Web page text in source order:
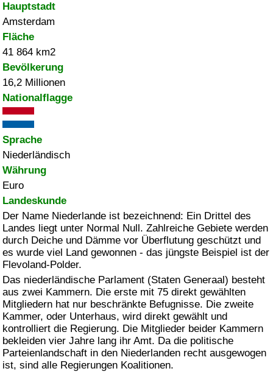
Hauptstadt
Amsterdam
Fläche
41 864 km2
Bevölkerung
16,2 Millionen
Nationalflagge
Sprache
Niederländisch
Währung
Euro
Landeskunde
Der Name Niederlande ist bezeichnend: Ein Drittel des
Landes liegt unter Normal Null. Zahlreiche Gebiete werden
durch Deiche und Dämme vor Überflutung geschützt und
es wurde viel Land gewonnen - das jüngste Beispiel ist der
Flevoland-Polder.
Das niederländische Parlament (Staten Generaal) besteht
aus zwei Kammern. Die erste mit 75 direkt gewählten
Mitgliedern hat nur beschränkte Befugnisse. Die zweite
Kammer, oder Unterhaus, wird direkt gewählt und
kontrolliert die Regierung. Die Mitglieder beider Kammern
bekleiden vier Jahre lang ihr Amt. Da die politische
Parteienlandschaft in den Niederlanden recht ausgewogen
ist, sind alle Regierungen Koalitionen.